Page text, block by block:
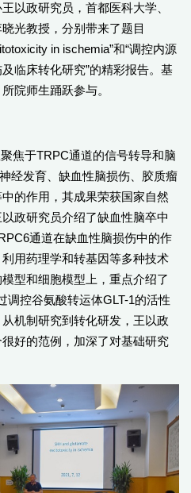
以政研究员，首都医科大学、
光教授，分别带来了题目
in ischemia”和“调控内源
临床转化研究”的精彩报告。基
院师生踊跃参与。
焦于TRPC通道的信号转导和脑
经发育、缺血性脑损伤、胶质瘤
的作用，其成果荣获国家自然
政研究员介绍了缺血性脑卒中
通道在缺血性脑损伤中的作
用药理学和转基因等多种技术
型和细胞模型上，重点介绍了
调控谷氨酸转运体GLT-1的活性
机制研究到转化研发，王以政
好的范例，加深了对基础研究